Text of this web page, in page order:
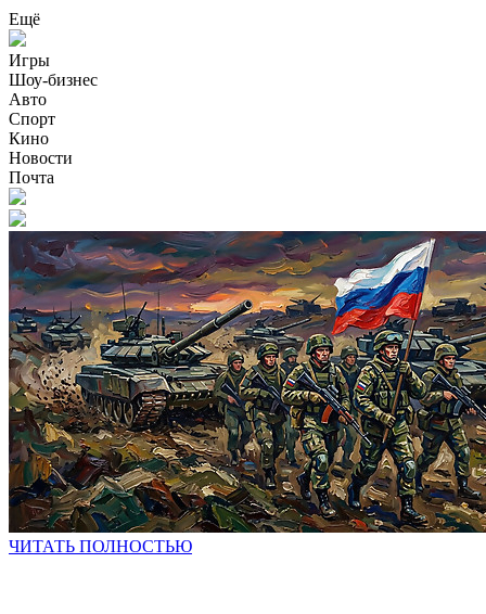
Ещё
Игры
Шоу-бизнес
Авто
Спорт
Кино
Новости
Почта
ЧИТАТЬ ПОЛНОСТЬЮ